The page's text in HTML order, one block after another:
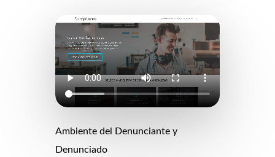
Ambiente del Denunciante y
Denunciado